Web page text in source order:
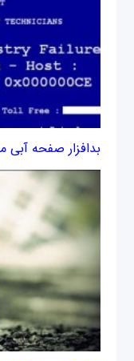
بدافزار صفحه آبی